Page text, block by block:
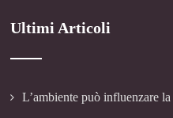
Ultimi Articoli
L’ambiente può influenzare